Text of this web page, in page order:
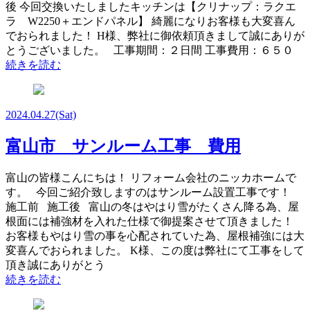
後 今回交換いたしましたキッチンは【クリナップ：ラクエ
ラ W2250＋エンドパネル】 綺麗になりお客様も大変喜ん
でおられました！ H様、弊社に御依頼頂きまして誠にありが
とうございました。 工事期間：２日間 工事費用：６５０
続きを読む
2024.04.27(Sat)
富山市 サンルーム工事 費用
富山の皆様こんにちは！ リフォーム会社のニッカホームで
す。 今回ご紹介致しますのはサンルーム設置工事です！
施工前 施工後 富山の冬はやはり雪がたくさん降る為、屋
根面には補強材を入れた仕様で御提案させて頂きました！
お客様もやはり雪の事を心配されていた為、屋根補強には大
変喜んでおられました。 K様、この度は弊社にて工事をして
頂き誠にありがとう
続きを読む